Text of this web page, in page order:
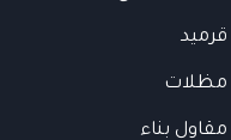
قرميد
مظلات
مقاول بناء